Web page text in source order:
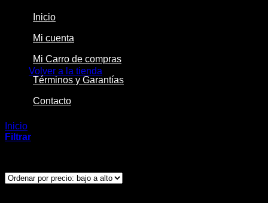
Volver a la tienda
Inicio
Mi cuenta
Mi Carro de compras
Términos y Garantías
Contacto
Inicio
Filtrar